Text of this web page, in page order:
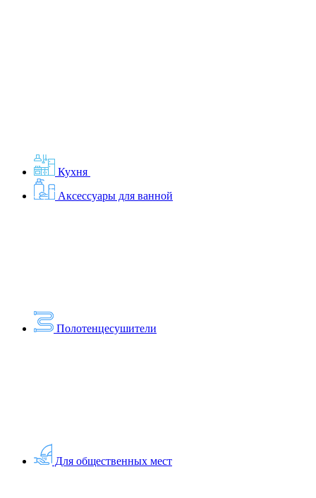
Кухня
Аксессуары для ванной
Полотенцесушители
Для общественных мест